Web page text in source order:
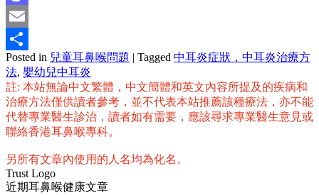
Mastodon
Email
分
享
Posted in 兒童耳鼻喉問題 | Tagged 中耳炎症狀，中耳炎治療方
法, 嬰幼兒中耳炎
註: 本站無論中文繁體，中文簡體和英文內容所提及的疾病和
治療方法僅供讀者參考，並不代表本站推薦該種療法，亦不能
代替專業醫生診治，讀者如有需要，應該尋求專業醫生意見或
聯絡香港耳鼻喉專科。
另所有文章內使用的人名均為化名。
Trust Logo
近期耳鼻喉健康文章